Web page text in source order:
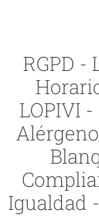
RGPD -
LOPIVI
Igualdad